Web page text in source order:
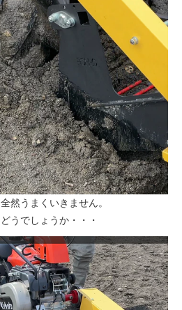
然うまくいきません。
うでしょうか・・・